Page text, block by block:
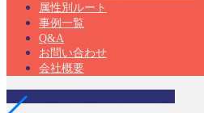
属性別ルート
事例一覧
Q&A
お問い合わせ
会社概要
高等学校・高校サンプリング